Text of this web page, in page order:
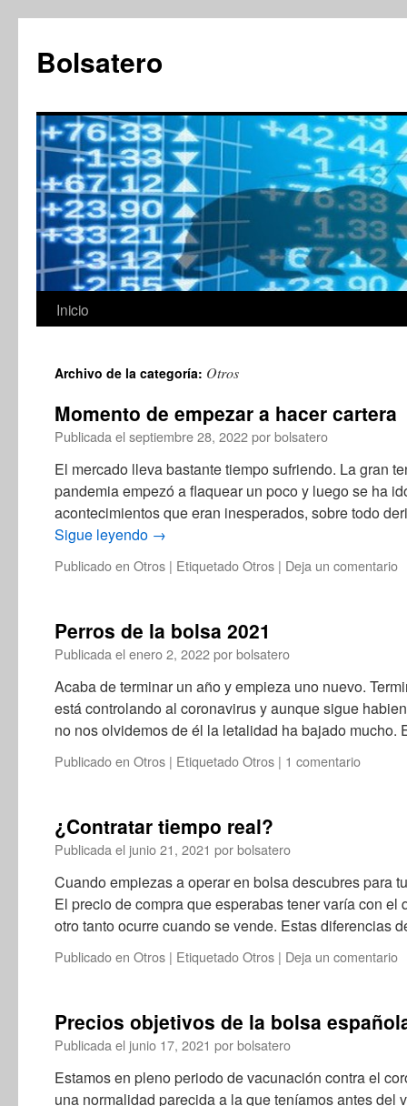
contenido
Bolsatero
Inicio
Archivo de la categoría: Otros
Momento de empezar a hacer cartera
Publicada el septiembre 28, 2022porbolsatero
El mercado lleva bastante tiempo sufriendo. La gran
pandemia empezó a flaquear un poco y luego se ha
acontecimientos que eran inesperados, sobre todo
Sigue leyendo →
Publicado en Otros | EtiquetadoOtros | Deja un comentario
Perros de la bolsa 2021
Publicada el enero 2, 2022porbolsatero
Acaba de terminar un año y empieza uno nuevo.
está controlando al coronavirus y aunque sigue
no nos olvidemos de él la letalidad ha bajado
Publicado en Otros | EtiquetadoOtros | 1 comentario
¿Contratar tiempo real?
Publicada el junio 21, 2021 porbolsatero
Cuando empiezas a operar en bolsa descubres para
El precio de compra que esperabas tener varía con el
otro tanto ocurre cuando se vende. Estas diferencias
Publicado en Otros | EtiquetadoOtros | Deja un comentario
Precios objetivos de la bolsa
Publicada el junio 17, 2021 porbolsatero
Estamos en pleno periodo de vacunación contra el
una normalidad parecida a la que teníamos antes del